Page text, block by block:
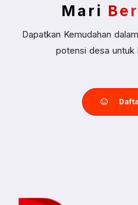
Mari
Dapatkan Kemudahan
potensi desa untuk